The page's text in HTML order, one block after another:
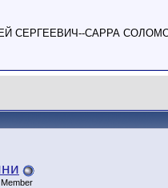
СЕРГЕЕВИЧ--САРРА